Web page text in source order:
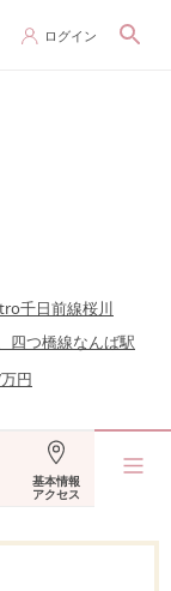
ログイン
千日前線桜川
四つ橋線なんば駅
万円
基本情報
アクセス